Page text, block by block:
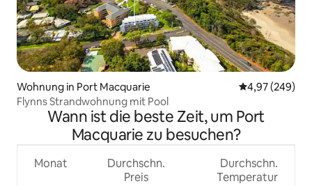
Wohnung in Port Macquarie
4,97 (249)
Flynns Strandwohnung mit Pool
Wann ist die beste Zeit, um Port
Macquarie zu besuchen?
Monat
Durchschn.
Preis
Durchschn.
Temperatur